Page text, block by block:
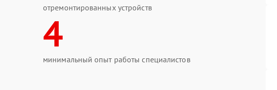
отремонтированных устройств
4
минимальный опыт работы специалистов